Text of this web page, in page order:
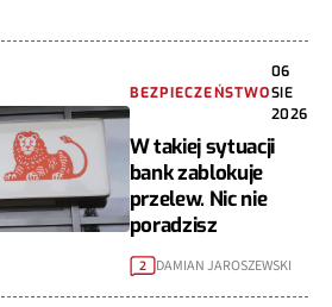
BEZPIECZEŃSTWO
06
SIE
2026
W takiej sytuacji
bank zablokuje
przelew. Nic nie
poradzisz
2 DAMIAN JAROSZEWSKI